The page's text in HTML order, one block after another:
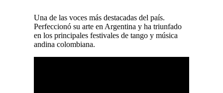
Una de las voces más destacadas del país.
Perfeccionó su arte en Argentina y ha triunfado
en los principales festivales de tango y música
andina colombiana.